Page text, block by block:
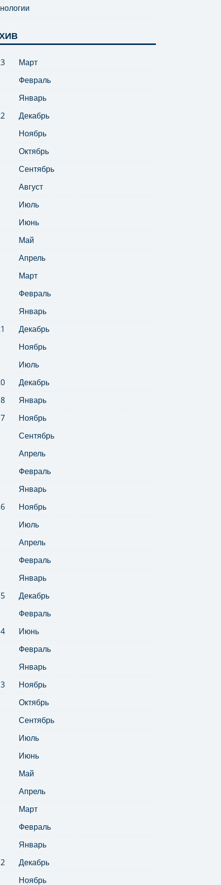
Март
Февраль
Январь
Декабрь
Ноябрь
Октябрь
Сентябрь
Август
Июль
Июнь
Май
Апрель
Март
Февраль
Январь
Декабрь
Ноябрь
Июль
Декабрь
Январь
Ноябрь
Сентябрь
Апрель
Февраль
Январь
Ноябрь
Июль
Апрель
Февраль
Январь
Декабрь
Февраль
Июнь
Февраль
Январь
Ноябрь
Октябрь
Сентябрь
Июль
Июнь
Май
Апрель
Март
Февраль
Январь
Декабрь
Ноябрь